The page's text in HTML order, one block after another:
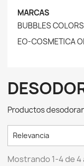
MARCAS
BUBBLES COLORS
EO-COSMETICA
Productos
Relevancia
Mostrando 1-4 de